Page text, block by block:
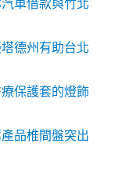
車借款與竹北
德州有助台北
保護套的燈飾
品椎間盤突出